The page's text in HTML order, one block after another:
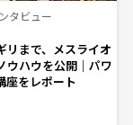
タビュー
リまで、メスライオ
ウハウを公開｜パワ
座をレポート